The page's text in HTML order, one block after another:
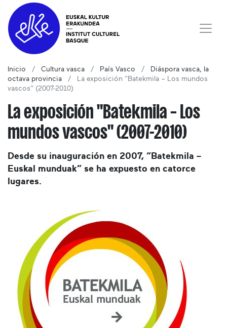
Inicio Cultura vasca País Vasco
Diáspora vasca, la
octava provincia
La exposición "Batekmila – Los mundos
vascos" (2007-2010)
La exposición "Batekmila – Los
mundos vascos" (2007-2010)
Desde su inauguración en 2007, “Batekmila –
Euskal munduak” se ha expuesto en catorce
lugares.